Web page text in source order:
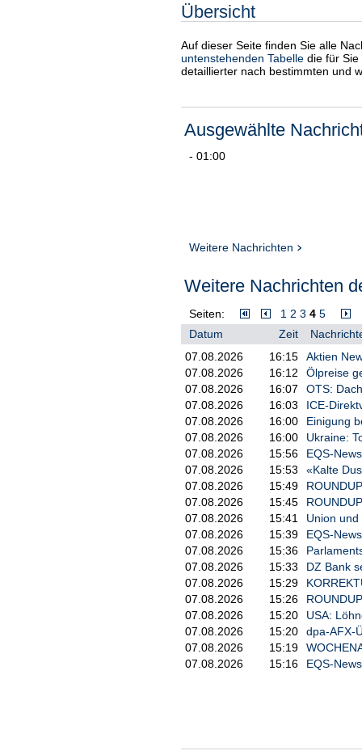
Übersicht
Auf dieser Seite finden Sie alle
untenstehenden Tabelle die für
detaillierter nach bestimmten und
Ausgewählte
- 01:00
Weitere Nachrichten
Weitere Nachrichten
Seiten: 1 2 3 4 5
Datum
Zeit
07.08.2026
16:15
Aktien
07.08.2026
16:12
Ölpreise
07.08.2026
16:07
OTS:
07.08.2026
16:03
ICE-
07.08.2026
16:00
Einigung
07.08.2026
16:00
Ukraine:
07.08.2026
15:56
EQS-
07.08.2026
15:53
«Kalte
07.08.2026
15:49
07.08.2026
15:45
07.08.2026
15:41
Union
07.08.2026
15:39
EQS-
07.08.2026
15:36
07.08.2026
15:33
DZ Bank
07.08.2026
15:29
07.08.2026
15:26
07.08.2026
15:20
USA:
07.08.2026
15:20
dpa-AFX-
07.08.2026
15:19
07.08.2026
15:16 EQS-